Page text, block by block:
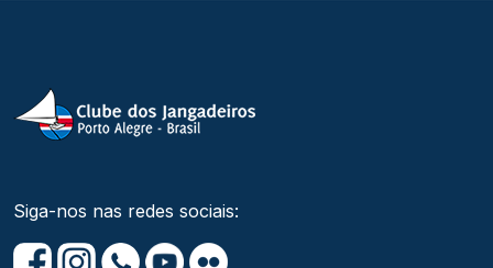
Siga-nos nas redes sociais: